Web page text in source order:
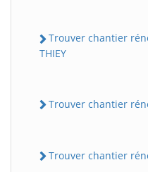
Trouver chantier
THIEY
Trouver chantier
Trouver chantier